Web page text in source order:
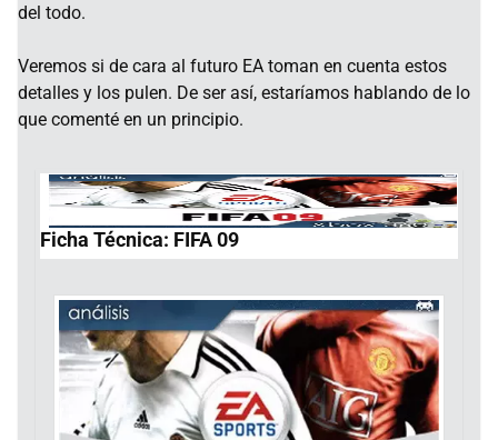
del todo.
Veremos si de cara al futuro EA toman en cuenta estos
detalles y los pulen. De ser así, estaríamos hablando de lo
que comenté en un principio.
Ficha Técnica: FIFA 09